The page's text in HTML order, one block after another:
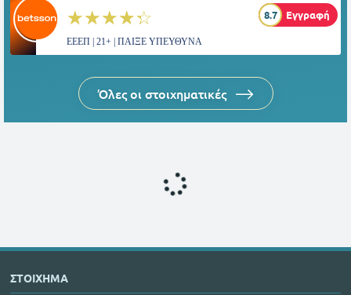
☆☆☆☆☆
★★★★★ 8.7 Εγγραφή
ΕΕΕΠ | 21+ | ΠΑΙΞΕ ΥΠΕΥΘΥΝΑ
Όλες οι στοιχηματικές
ΣΤΟΙΧΗΜΑ